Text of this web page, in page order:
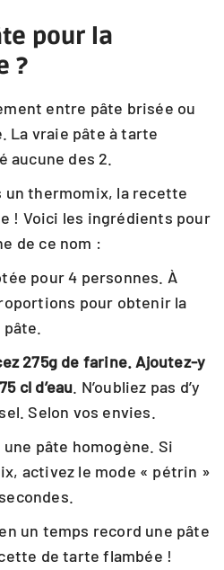
pour la
?
entre pâte brisée ou
vraie pâte à tarte
aucune des 2.
un thermomix, la recette
! Voici les ingrédients pour
de ce nom :
pour 4 personnes. À
pour obtenir la
275g de farine. Ajoutez-y
cl d’eau. N’oubliez pas d’y
Selon vos envies.
pâte homogène. Si
activez le mode « pétrin »
un temps record une pâte
de tarte flambée !